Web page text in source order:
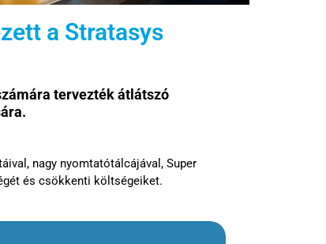
a Stratasys
terveztékátlátszó
.
nagy nyomtatótálcájával, Super
és csökkenti költségeiket.